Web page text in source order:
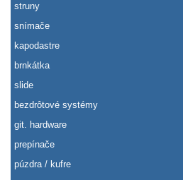
struny
snímače
kapodastre
brnkátka
slide
bezdrôtové systémy
git. hardware
prepínače
púzdra / kufre